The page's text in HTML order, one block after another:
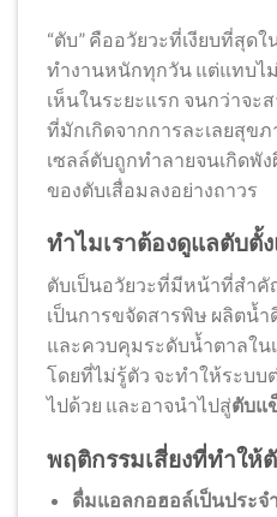
“ตับ” คืออวัยวะที่เงียบที่สุดใ
ทำงานหนักทุกวัน แต่แทบไ
เห็นในระยะแรก จนกว่าจะ
ที่มักเกิดจากการละเลยสุข
เซลล์ตับถูกทำลายจนเกิดพั
ของตับเสื่อมลงอย่างถาวร
ทำไมเราต้องดูแลตับตั้
ตับเป็นอวัยวะที่มีหน้าที่สำคั
เป็นการขจัดสารพิษ ผลิตน้
และควบคุมระดับน้ำตาลใน
โดยที่ไม่รู้ตัว จะทำให้ระบบ
ไปด้วย และอาจนำไปสู่ตับแ
พฤติกรรมเสี่ยงที่ทำให้
ดื่มแอลกอฮอล์เป็นประจำ